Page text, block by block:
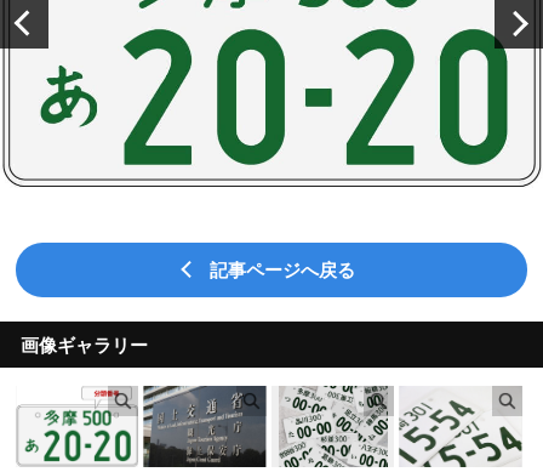
記事ページへ戻る
画像ギャラリー